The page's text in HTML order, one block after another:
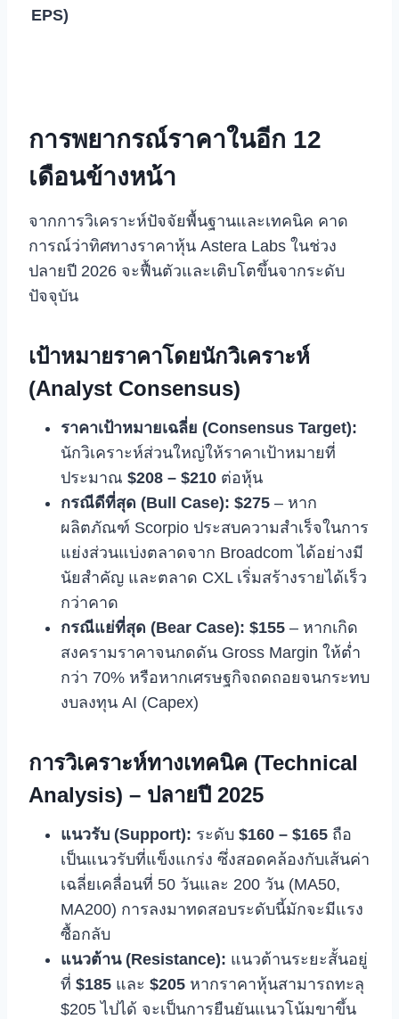
EPS)
การพยากรณ์ราคาในอีก 12
เดือนข้างหน้า
จากการวิเคราะห์ปัจจัยพื้นฐานและเทคนิค คาด
การณ์ว่าทิศทางราคาหุ้น Astera Labs ในช่วง
ปลายปี 2026 จะฟื้นตัวและเติบโตขึ้นจากระดับ
ปัจจุบัน
เป้าหมายราคาโดยนักวิเคราะห์
(Analyst Consensus)
ราคาเป้าหมายเฉลี่ย (Consensus Target):
นักวิเคราะห์ส่วนใหญ่ให้ราคาเป้าหมายที่
ประมาณ $208 – $210 ต่อหุ้น
กรณีดีที่สุด (Bull Case): $275 – หาก
ผลิตภัณฑ์ Scorpio ประสบความสำเร็จในการ
แย่งส่วนแบ่งตลาดจาก Broadcom ได้อย่างมี
นัยสำคัญ และตลาด CXL เริ่มสร้างรายได้เร็ว
กว่าคาด
กรณีแย่ที่สุด (Bear Case): $155 – หากเกิด
สงครามราคาจนกดดัน Gross Margin ให้ต่ำ
กว่า 70% หรือหากเศรษฐกิจถดถอยจนกระทบ
งบลงทุน AI (Capex)
การวิเคราะห์ทางเทคนิค (Technical
Analysis) – ปลายปี 2025
แนวรับ (Support): ระดับ $160 – $165 ถือ
เป็นแนวรับที่แข็งแกร่ง ซึ่งสอดคล้องกับเส้นค่า
เฉลี่ยเคลื่อนที่ 50 วันและ 200 วัน (MA50,
MA200) การลงมาทดสอบระดับนี้มักจะมีแรง
ซื้อกลับ
แนวต้าน (Resistance): แนวต้านระยะสั้นอยู่
ที่ $185 และ $205 หากราคาหุ้นสามารถทะลุ
$205 ไปได้ จะเป็นการยืนยันแนวโน้มขาขึ้น